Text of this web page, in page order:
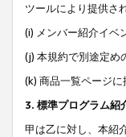
ツールにより提供さ
(i) メンバー紹介イベ
(j) 本規約で別途定め
(k) 商品一覧ページ
3. 標準プログラム紹
甲は乙に対し、本紹